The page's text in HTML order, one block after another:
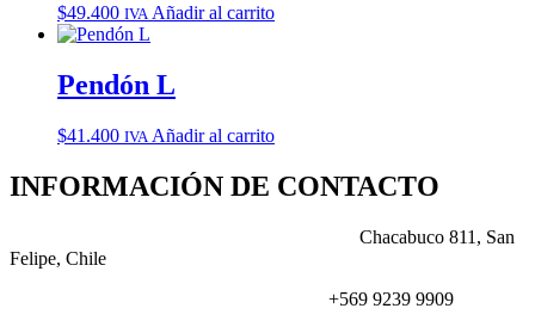
$49.400 IVA Añadir al carrito
Pendón L
$41.400 IVA Añadir al carrito
INFORMACIÓN DE CONTACTO
Chacabuco 811, San
Felipe, Chile
+569 9239 9909